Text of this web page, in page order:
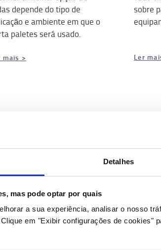
Detalhes
mas pode optar por quais
a sua experiência, analisar o nosso
Clique em "Exibir configurações de cookies"
depende do tipo de
e ambiente em que o
paletes será usado.
mais >
sobre
Ler
empilhadores
mais >
Saber